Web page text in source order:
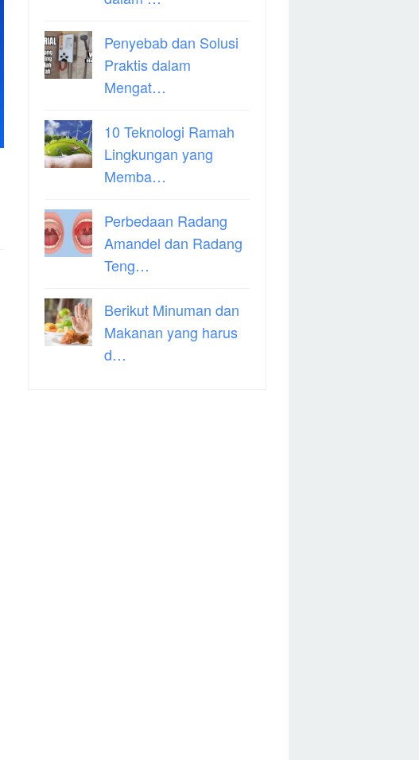
Penyebab dan Solusi
Praktis dalam
Mengat…
10 Teknologi Ramah
Lingkungan yang
Memba…
Perbedaan Radang
Amandel dan Radang
Teng…
Berikut Minuman dan
Makanan yang harus
d…